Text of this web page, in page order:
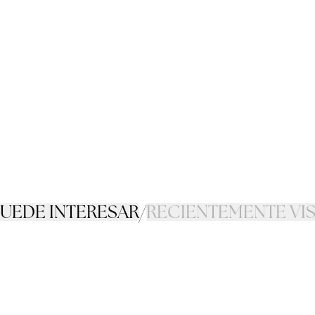
INTERESAR/RECIENTEMENTE